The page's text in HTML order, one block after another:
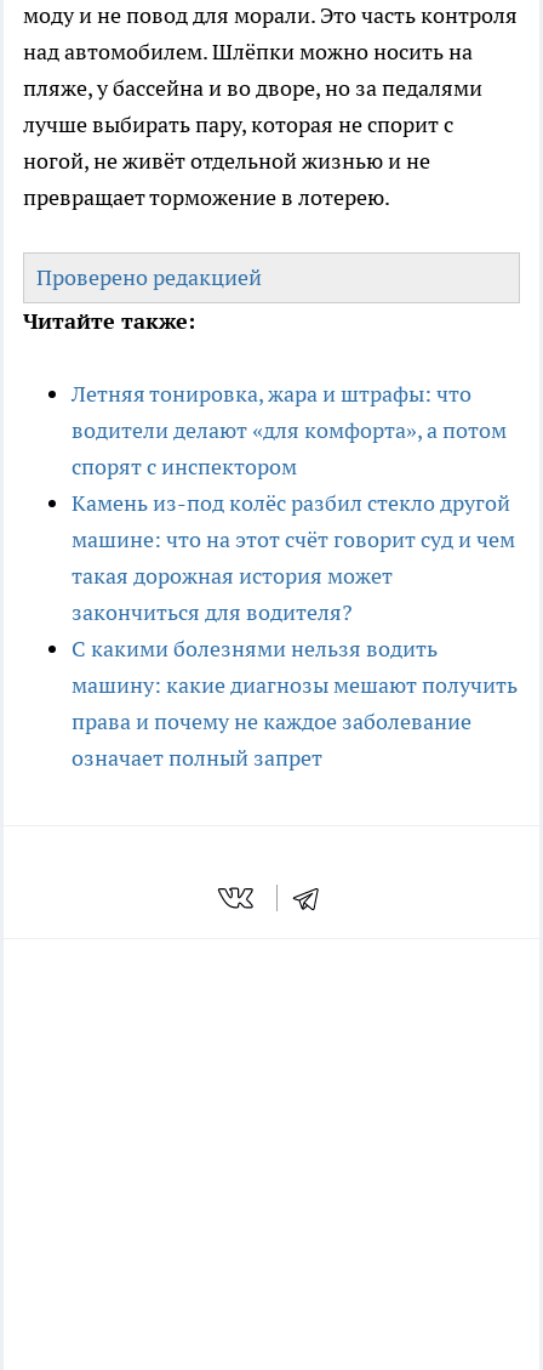
моду и не повод для морали. Это часть контроля
над автомобилем. Шлёпки можно носить на
пляже, у бассейна и во дворе, но за педалями
лучше выбирать пару, которая не спорит с
ногой, не живёт отдельной жизнью и не
превращает торможение в лотерею.
Проверено редакцией
Читайте также:
Летняя тонировка, жара и штрафы: что
водители делают «для комфорта», а потом
спорят с инспектором
Камень из-под колёс разбил стекло другой
машине: что на этот счёт говорит суд и чем
такая дорожная история может
закончиться для водителя?
С какими болезнями нельзя водить
машину: какие диагнозы мешают получить
права и почему не каждое заболевание
означает полный запрет